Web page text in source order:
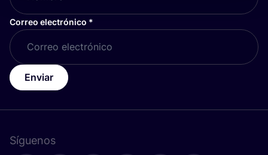
Correo electrónico *
Enviar
Síguenos